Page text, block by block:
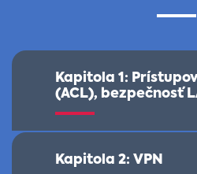
Kapitola 1:
(ACL), bezpečnosť
Kapitola 2: VPN